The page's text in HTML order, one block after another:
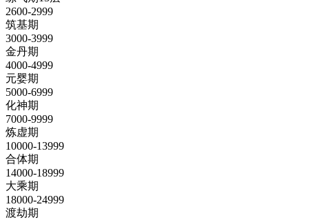
2600-2999
筑基期
3000-3999
金丹期
4000-4999
元婴期
5000-6999
化神期
7000-9999
炼虚期
10000-13999
合体期
14000-18999
大乘期
18000-24999
渡劫期